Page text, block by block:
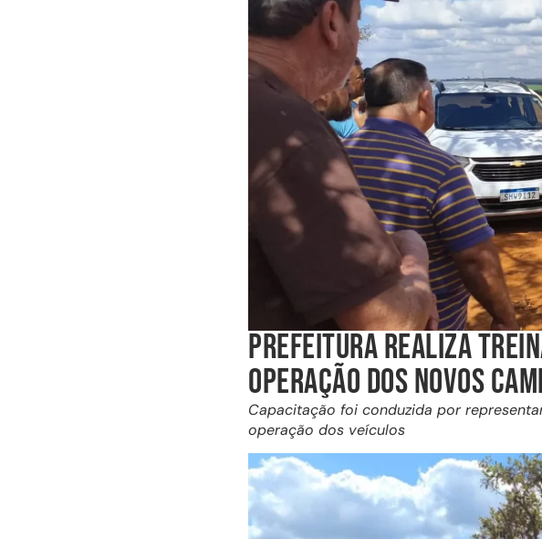
PREFEITURA REALIZA
OPERAÇÃO DOS NOVOS
Capacitação foi conduzida por
operação dos veículos